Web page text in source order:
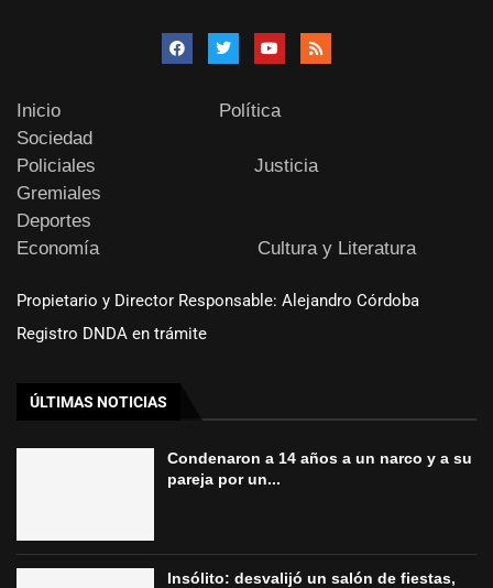
Inicio
Política
Sociedad
Policiales
Justicia
Gremiales
Deportes
Economía
Cultura y Literatura
Propietario y Director Responsable: Alejandro Córdoba
Registro DNDA en trámite
ÚLTIMAS NOTICIAS
Condenaron a 14 años a un narco y a su
pareja por un...
Insólito: desvalijó un salón de fiestas,